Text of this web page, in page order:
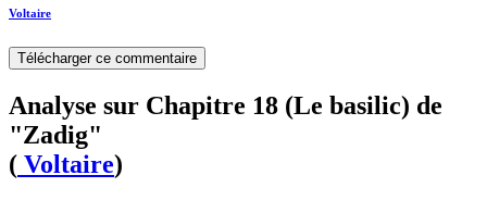
Voltaire
Télécharger ce commentaire
Analyse sur Chapitre 18 (Le basilic) de
"Zadig"
( Voltaire)